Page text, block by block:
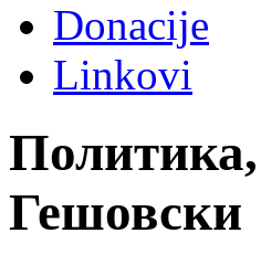
Donacije
Linkovi
Гешовски